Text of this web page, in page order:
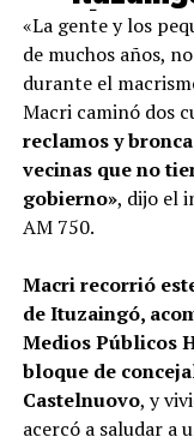
video
sus
rW
— Marcelo Puella
«La gente y los
de muchos años,
durante el
Macri caminó dos
reclamos y
vecinas que no
gobierno», dijo el
AM 750.
Macri recorrió
de Ituzaingó,
Medios Públicos
bloque de
Castelnuovo, y
acercó a saludar a